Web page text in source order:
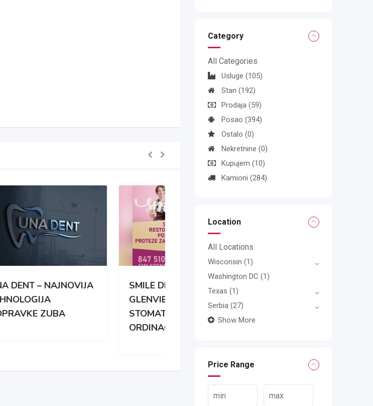
SMILE DENTAL STUDIO
GLENVIEW –
STOMATOLOSKA
Category
All Categories
Usluge (105)
Stan (192)
Prodaja (59)
Posao (394)
Ostalo (0)
Nekretnine (0)
Kupujem (10)
Kamioni (284)
Location
All Locations
Wisconsin (1)
Washington DC (1)
Texas (1)
Serbia (27)
Show More
Price Range